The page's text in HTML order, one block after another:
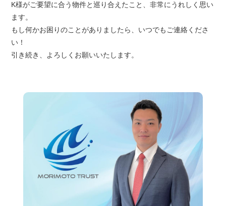
K様がご要望に合う物件と巡り合えたこと、非常にうれしく思い
ます。
もし何かお困りのことがありましたら、いつでもご連絡くださ
い！
引き続き、よろしくお願いいたします。